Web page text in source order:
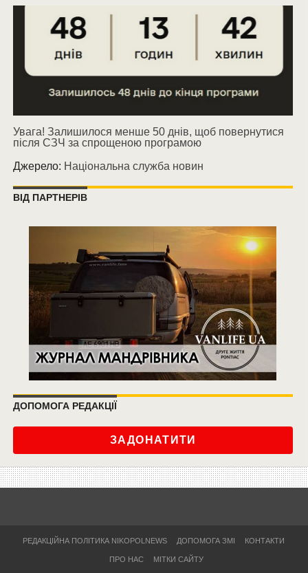
Увага! Залишилося менше 50 днів, щоб повернутися
після СЗЧ за спрощеною програмою
Джерело: Національна служба новин
ВІД ПАРТНЕРІВ
ДОПОМОГА РЕДАКЦІЇ
ЗАДОНАТИТИ
РЕДАКЦІЙНА ПОЛІТИКА NIKOPOLNEWS ДОПОМОГА ЗМІ КОНТАКТИ
ПРО НАС МІТКИ САЙТУ